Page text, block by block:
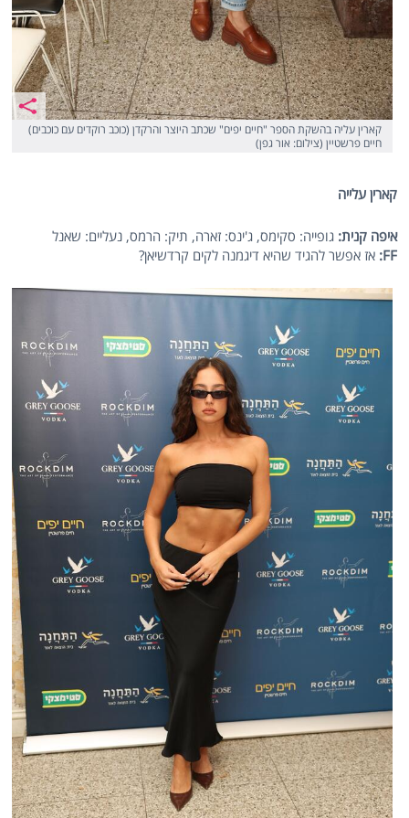
קארין עליה בהשקת הספר "חיים יפים" שכתב היוצר והרקדן (כוכב רוקדים עם כוכבים)
חיים פרשטיין (צילום: אור גפן)
קארין עלייה
איפה קנית: גופייה: סקימס, ג'ינס: זארה, תיק: הרמס, נעליים: שאנל
FF
: אז אפשר להגיד שהיא דיגמנה לקים קרדשיאן?